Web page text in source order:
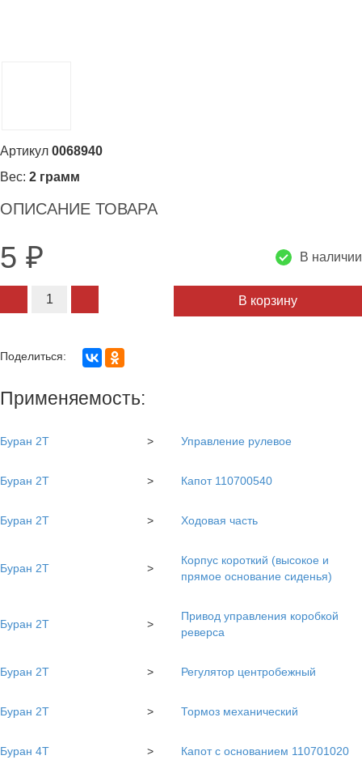
Артикул 0068940
Вес: 2 грамм
ОПИСАНИЕ ТОВАРА
5 ₽ В наличии
В корзину
Поделиться:
Применяемость:
Буран 2Т > Управление рулевое
Буран 2Т > Капот 110700540
Буран 2Т > Ходовая часть
Буран 2Т >
Корпус короткий (высокое и
прямое основание сиденья)
Буран 2Т >
Привод управления коробкой
реверса
Буран 2Т > Регулятор центробежный
Буран 2Т > Тормоз механический
Буран 4Т > Капот с основанием 110701020